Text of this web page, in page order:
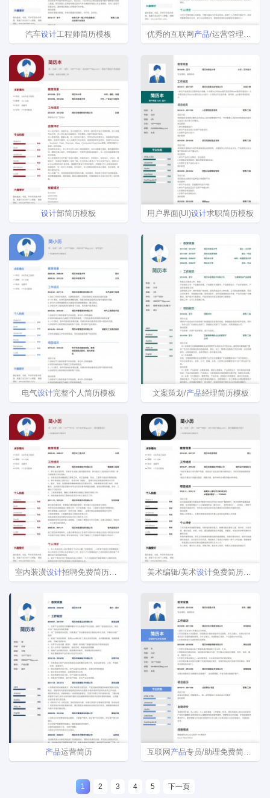
汽车设计工程师简历模板 优秀的互联网产品/运营管理免费简历模板
设计部简历模板 用户界面(UI)设计求职简历模板
电气设计完整个人简历模板 文案策划/产品经理简历模板
室内装潢设计招聘免费简历模板 美术编辑/美术设计免费简历模板下载word格式
产品运营简历 互联网 产品专员/助理免费简历模板
1 2 3 4 5 下一页